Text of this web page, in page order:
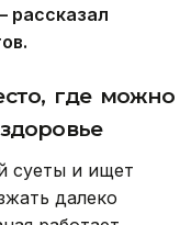
рассказал
где можно
суеты и ищет
далеко